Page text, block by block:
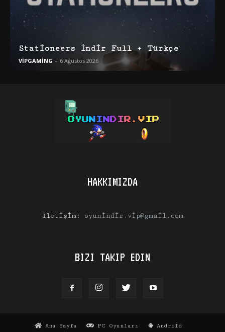
Stationeers İndir Full + Türkçe
VİPGAMİNG - 6 Ağustos 2026
HAKKIMIZDA
İletişim: oyunindir.vip@gmail.com
BIZI TAKIP EDIN
Ana Sayfa PC Oyunları Android